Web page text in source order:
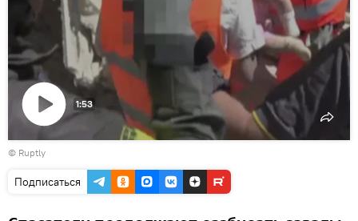
Воспроизвести
видео
1:53
© Ruptly
Подписаться